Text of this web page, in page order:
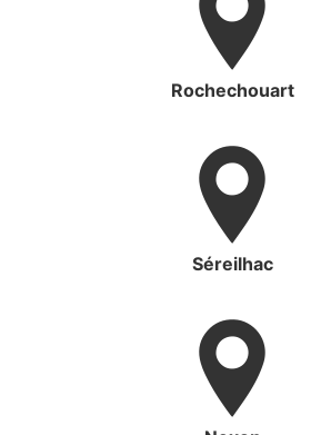
Rochechouart
Séreilhac